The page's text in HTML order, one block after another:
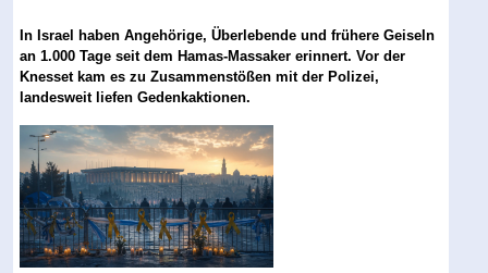
In Israel haben Angehörige, Überlebende und frühere Geiseln
an 1.000 Tage seit dem Hamas-Massaker erinnert. Vor der
Knesset kam es zu Zusammenstößen mit der Polizei,
landesweit liefen Gedenkaktionen.